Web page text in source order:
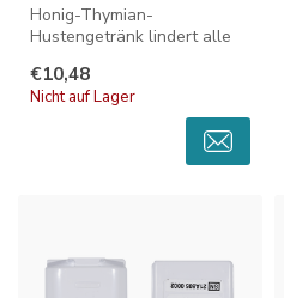
Honig-Thymian-
Hustengetränk lindert alle
trockenem Hus...
€10,48
Nicht auf Lager